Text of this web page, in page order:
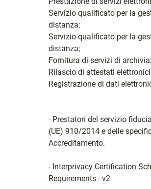
Servizio qualificato per la
distanza;
Servizio qualificato per la
distanza;
Fornitura di servizi di
Rilascio di attestati
Registrazione di dati
- Prestatori del servizio
(UE) 910/2014 e delle
Accreditamento.
- Interprivacy Certification
Requirements - v2